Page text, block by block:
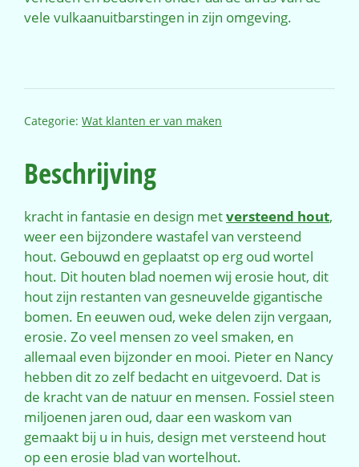
vele vulkaanuitbarstingen in zijn omgeving.
Categorie: Wat klanten er van maken
Beschrijving
kracht in fantasie en design metversteend hout,
weer een bijzondere wastafel van versteend
hout. Gebouwd en geplaatst op erg oud wortel
hout. Dit houten blad noemen wij erosie hout, dit
hout zijn restanten van gesneuvelde gigantische
bomen. En eeuwen oud, weke delen zijn vergaan,
erosie. Zo veel mensen zo veel smaken, en
allemaal even bijzonder en mooi. Pieter en Nancy
hebben dit zo zelf bedacht en uitgevoerd. Dat is
de kracht van de natuur en mensen. Fossiel steen
miljoenen jaren oud, daar een waskom van
gemaakt bij u in huis, design met versteend hout
op een erosie blad van wortelhout.